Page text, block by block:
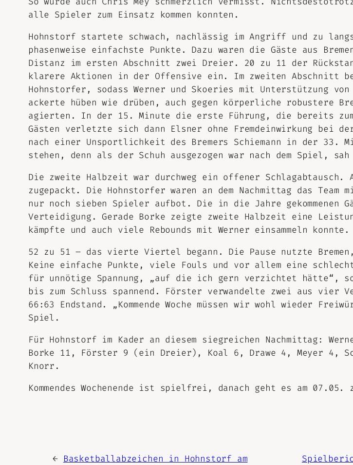
alle Spieler zum Einsatz kommen konnten.
Hohnstorf startete schwach, nachlässig im Angriff und zu
phasenweise einfachste Punkte. Dazu waren die Gäste aus
Distanz im ersten Abschnitt zwei Dreier. 20 zu 11 der
klarere Aktionen in der Offensive ein. Im zweiten Abschnitt
Hohnstorfer, sodass Werner und Skoeries mit Unterstützung
ackerte hüben wie drüben, auch gegen körperliche robustere
agierten. In der 15. Minute die erste Führung, die bereits
Gästen verletzte sich dann Elsner ohne Fremdeinwirkung bei
nach einer Unsportlichkeit des Bremers Schiemann in der 33.
stehen, denn als der Schuh ausgezogen war nach dem Spiel,
Die zweite Halbzeit war durchweg ein offener
zugepackt. Die Hohnstorfer waren an dem Nachmittag das Team
nur noch sieben Spieler aufbot. Die in die Jahre gekommenen
Verteidigung. Gerade Borke zeigte zweite Halbzeit eine
kämpfte und auch viele Rebounds mit Werner einsammeln konnte.
52 zu 51 – das vierte Viertel begann. Die Pause nutzte
Keine einfache Punkte, viele Fouls und vor allem eine
für unnötige Spannung, „auf die ich gern verzichtet hätte“,
bis zum Schluss spannend. Förster verwandelte zwei aus vier
66:63 Endstand. „Kommende Woche müssen wir wohl wieder
Spiel.
Für Hohnstorf im Kader an diesem siegreichen Nachmittag:
Borke 11, Förster 9 (ein Dreier), Koal 6, Drawe 4, Meyer 4,
Knorr.
Kommendes Wochenende ist spielfrei, danach geht es am 07.05.
← Basketballabzeichen in Hohnstorf am